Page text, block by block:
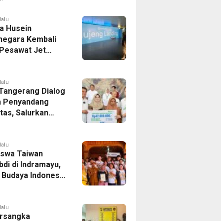
Husein
Kembali
Jet
Agustus 2026,
Denpasar
Dialog
Penyandang
Salurkan
dan Tampung
Taiwan
di Indramayu,
Indonesia
Pekerja